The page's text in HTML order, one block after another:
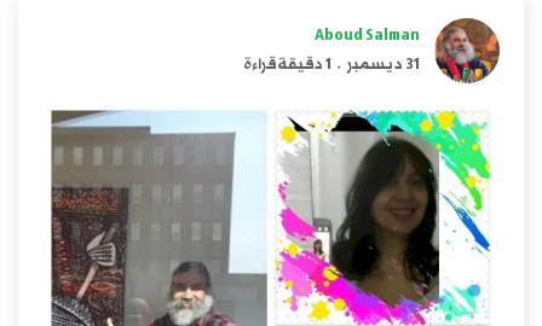
Aboud Salman
31 ديسمبر
. 1 دقيقة قراءة